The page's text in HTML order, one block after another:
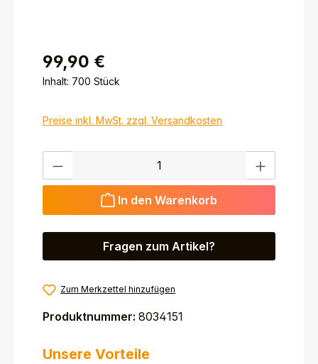
99,90 €
Inhalt: 700 Stück
Preise inkl. MwSt. zzgl. Versandkosten
Produkt Anzahl: Gib den gewünschten Wert ein
In den Warenkorb
Fragen zum Artikel?
Zum Merkzettel hinzufügen
Produktnummer: 8034151
Unsere Vorteile